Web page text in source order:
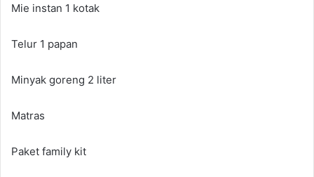
Mie instan 1 kotak
Telur 1 papan
Minyak goreng 2 liter
Matras
Paket family kit